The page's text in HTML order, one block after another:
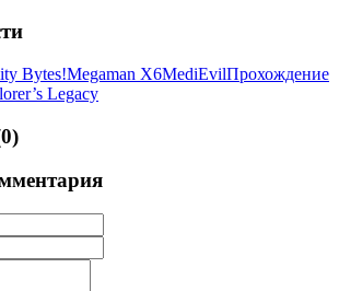
Bytes!Megaman X6MediEvilПрохождение
Legacy